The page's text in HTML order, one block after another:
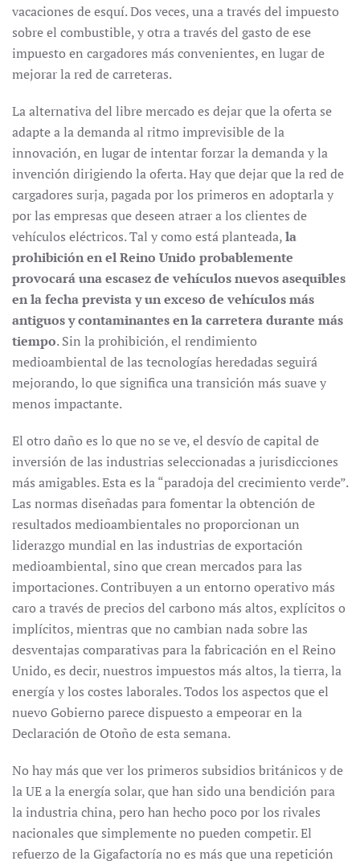
vacaciones de esquí. Dos veces, una a través del impuesto
sobre el combustible, y otra a través del gasto de ese
impuesto en cargadores más convenientes, en lugar de
mejorar la red de carreteras.
La alternativa del libre mercado es dejar que la oferta se
adapte a la demanda al ritmo imprevisible de la
innovación, en lugar de intentar forzar la demanda y la
invención dirigiendo la oferta. Hay que dejar que la red de
cargadores surja, pagada por los primeros en adoptarla y
por las empresas que deseen atraer a los clientes de
vehículos eléctricos. Tal y como está planteada,la
prohibición en el Reino Unido probablemente
provocará una escasez de vehículos nuevos asequibles
en la fecha prevista y un exceso de vehículos más
antiguos y contaminantes en la carretera durante más
tiempo. Sin la prohibición, el rendimiento
medioambiental de las tecnologías heredadas seguirá
mejorando, lo que significa una transición más suave y
menos impactante.
El otro daño es lo que no se ve, el desvío de capital de
inversión de las industrias seleccionadas a jurisdicciones
más amigables. Esta es la “paradoja del crecimiento verde”.
Las normas diseñadas para fomentar la obtención de
resultados medioambientales no proporcionan un
liderazgo mundial en las industrias de exportación
medioambiental, sino que crean mercados para las
importaciones. Contribuyen a un entorno operativo más
caro a través de precios del carbono más altos, explícitos o
implícitos, mientras que no cambian nada sobre las
desventajas comparativas para la fabricación en el Reino
Unido, es decir, nuestros impuestos más altos, la tierra, la
energía y los costes laborales. Todos los aspectos que el
nuevo Gobierno parece dispuesto a empeorar en la
Declaración de Otoño de esta semana.
No hay más que ver los primeros subsidios británicos y de
la UE a la energía solar, que han sido una bendición para
la industria china, pero han hecho poco por los rivales
nacionales que simplemente no pueden competir. El
refuerzo de la Gigafactoría no es más que una repetición